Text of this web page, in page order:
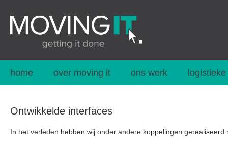
home over moving it ons werk
Ontwikkelde interfaces
In het verleden hebben wij onder andere koppelingen gerealiseerd